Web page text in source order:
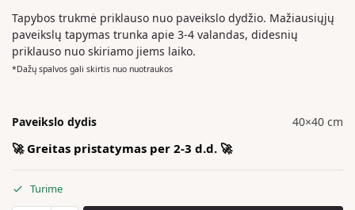
Tapybos trukmė priklauso nuo paveikslo dydžio. Mažiausiųjų
paveikslų tapymas trunka apie 3-4 valandas, didesnių
priklauso nuo skiriamo jiems laiko.
*Dažų spalvos gali skirtis nuo nuotraukos
Paveikslo dydis 40×40 cm
🚀 Greitas pristatymas per 2-3 d.d. 🚀
Turime